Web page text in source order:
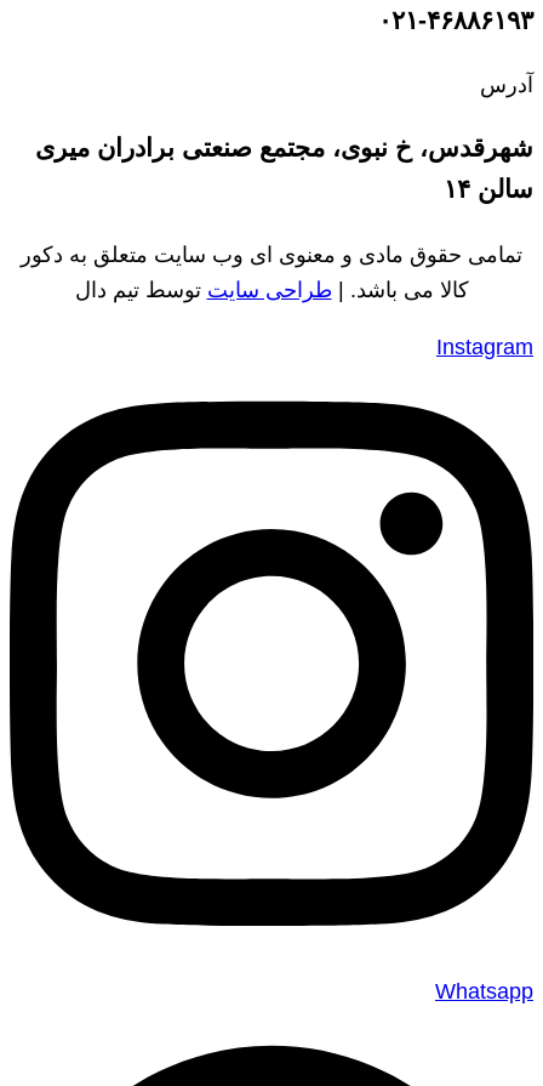
۰۲۱-۴۶۸۸۶۱۹۳
آدرس
شهرقدس، خ نبوی، مجتمع صنعتی برادران میری
سالن ۱۴
تمامی حقوق مادی و معنوی ای وب سایت متعلق به دکور
کالا می باشد. | طراحی سایت توسط تیم دال
Instagram
Whatsapp